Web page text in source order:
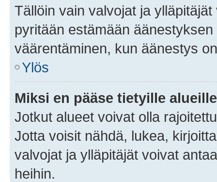
Tällöin vain valvojat ja
pyritään estämään
väärentäminen, kun äänestys
Ylös
Miksi en pääse tietyille
Jotkut alueet voivat olla
Jotta voisit nähdä, lukea,
valvojat ja ylläpitäjät voivat
heihin.